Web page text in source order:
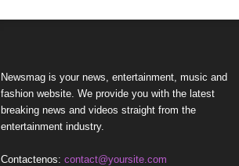
Newsmag is your news, entertainment, music and
fashion website. We provide you with the latest
breaking news and videos straight from the
entertainment industry.
Contactenos: contact@yoursite.com